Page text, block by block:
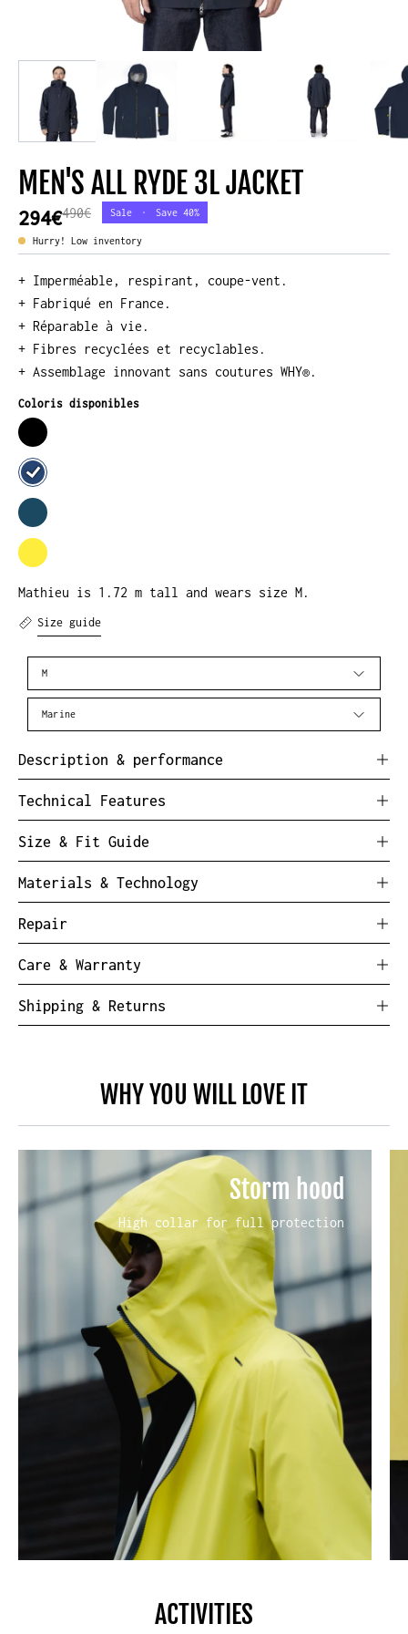
MEN'S ALL RYDE 3L JACKET
294€490€ Sale • Save 40%
Hurry! Low inventory
+ Imperméable, respirant, coupe-vent.
+ Fabriqué en France.
+ Réparable à vie.
+ Fibres recyclées et recyclables.
+ Assemblage innovant sans coutures WHY®.
Coloris disponibles
MEN'S
ALL
RYDE
3L
JACKET
MEN'S
RYDE
3L
JACKET
MEN'S
ALL
RYDE
JACKET
MEN'S
ALL
RYDE
3L
JACKET
Mathieu is 1.72 m tall and wears size M.
Size guide
Size
M
Couleur
Marine
Description & performance
Technical Features
Size & Fit Guide
Materials & Technology
Repair
Care & Warranty
Shipping & Returns
WHY YOU WILL LOVE IT
Storm hood
High collar for full protection
ACTIVITIES